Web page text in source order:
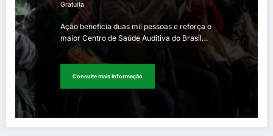
Gratuita
Ação beneficia duas mil pessoas e reforça o
maior Centro de Saúde Auditiva do Brasil…
Consulte mais informação